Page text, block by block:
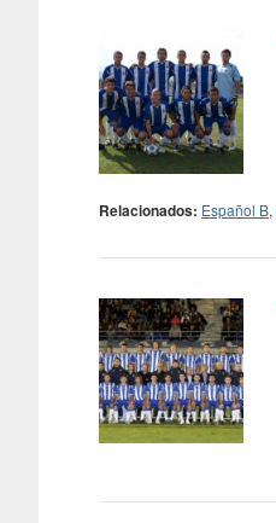
Relacionados: Español B,